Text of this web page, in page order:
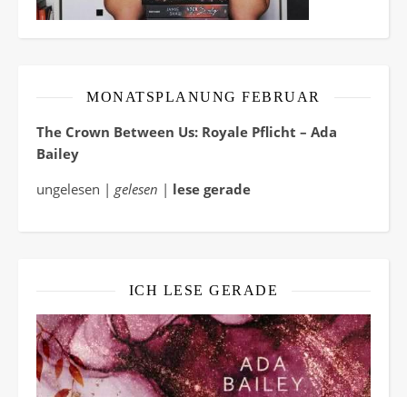
MONATSPLANUNG FEBRUAR
The Crown Between Us: Royale Pflicht – Ada
Bailey
ungelesen | gelesen | lese gerade
ICH LESE GERADE